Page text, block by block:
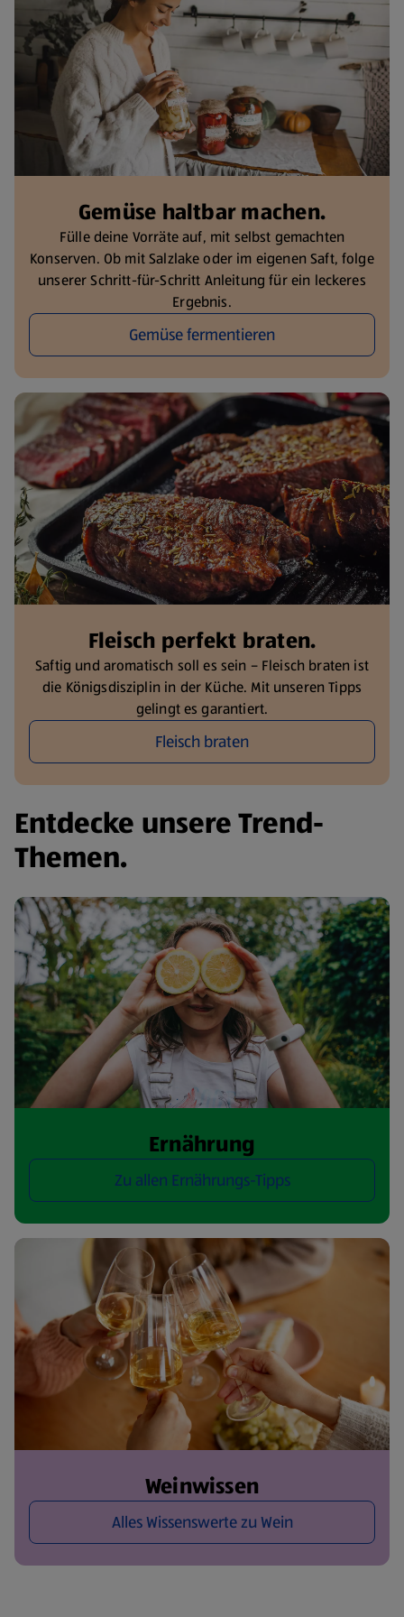
Gemüse haltbar machen.
Fülle deine Vorräte auf, mit selbst gemachten
Konserven. Ob mit Salzlake oder im eigenen Saft, folge
unserer Schritt-für-Schritt Anleitung für ein leckeres
Ergebnis.
Gemüse fermentieren
Fleisch perfekt braten.
Saftig und aromatisch soll es sein – Fleisch braten ist
die Königsdisziplin in der Küche. Mit unseren Tipps
gelingt es garantiert.
Fleisch braten
Entdecke unsere Trend-
Themen.
Ernährung
Zu allen Ernährungs-Tipps
Weinwissen
Alles Wissenswerte zu Wein